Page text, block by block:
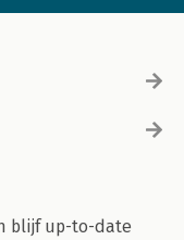
blijf up-to-date